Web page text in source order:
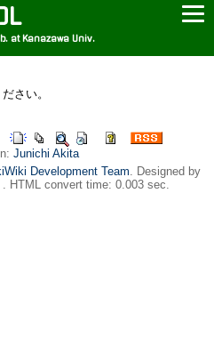
at Kanazawa Univ.
さい。
Junichi Akita
Development Team. Designed by
HTML convert time: 0.003 sec.